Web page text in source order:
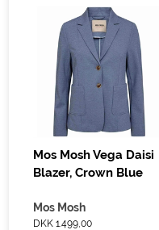
Mos Mosh Vega Daisi
Blazer, Crown Blue
Mos Mosh
DKK 1.499,00